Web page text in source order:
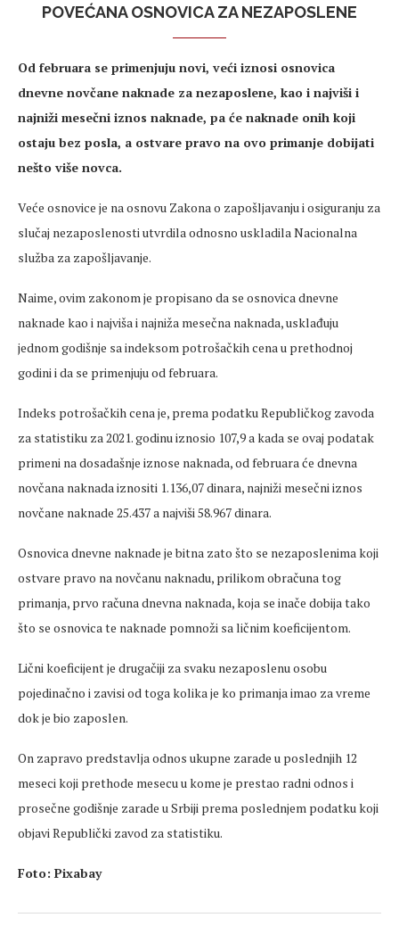
POVEĆANA OSNOVICA ZA NEZAPOSLENE
Od februara se primenjuju novi, veći iznosi osnovica
dnevne novčane naknade za nezaposlene, kao i najviši i
najniži mesečni iznos naknade, pa će naknade onih koji
ostaju bez posla, a ostvare pravo na ovo primanje dobijati
nešto više novca.
Veće osnovice je na osnovu Zakona o zapošljavanju i osiguranju za
slučaj nezaposlenosti utvrdila odnosno uskladila Nacionalna
služba za zapošljavanje.
Naime, ovim zakonom je propisano da se osnovica dnevne
naknade kao i najviša i najniža mesečna naknada, usklađuju
jednom godišnje sa indeksom potrošačkih cena u prethodnoj
godini i da se primenjuju od februara.
Indeks potrošačkih cena je, prema podatku Republičkog zavoda
za statistiku za 2021. godinu iznosio 107,9 a kada se ovaj podatak
primeni na dosadašnje iznose naknada, od februara će dnevna
novčana naknada iznositi 1.136,07 dinara, najniži mesečni iznos
novčane naknade 25.437 a najviši 58.967 dinara.
Osnovica dnevne naknade je bitna zato što se nezaposlenima koji
ostvare pravo na novčanu naknadu, prilikom obračuna tog
primanja, prvo računa dnevna naknada, koja se inače dobija tako
što se osnovica te naknade pomnoži sa ličnim koeficijentom.
Lični koeficijent je drugačiji za svaku nezaposlenu osobu
pojedinačno i zavisi od toga kolika je ko primanja imao za vreme
dok je bio zaposlen.
On zapravo predstavlja odnos ukupne zarade u poslednjih 12
meseci koji prethode mesecu u kome je prestao radni odnos i
prosečne godišnje zarade u Srbiji prema poslednjem podatku koji
objavi Republički zavod za statistiku.
Foto: Pixabay